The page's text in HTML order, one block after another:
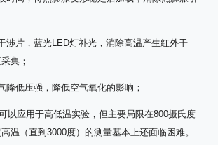
涉片，蓝光LED灯补光，消除高温产生红外干
集；
降低压强，降低空气氧化的影响；
以应用于高低温实验，但主要局限在800摄氏度
温（直到3000度）的测量基本上还面临困难。